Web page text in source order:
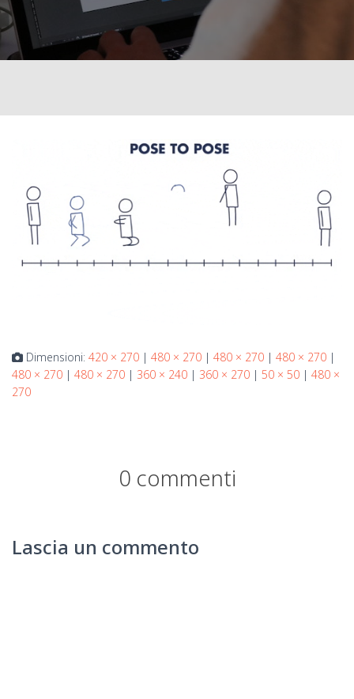
Dimensioni: 420 × 270 | 480 × 270 | 480 × 270 | 480 × 270 |
480 × 270 | 480 × 270 | 360 × 240 | 360 × 270 | 50 × 50 | 480 ×
270
0 commenti
Lascia un commento